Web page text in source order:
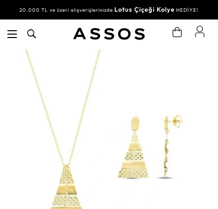
20.000 TL ve üzeri alışverişlerinizde Lotus Çiçeği Kolye HEDİYE!